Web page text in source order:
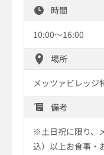
時間
10:00～16:00
場所
メッツァビレッジ
備考
※土日祝に限り、
込）以上お食事・